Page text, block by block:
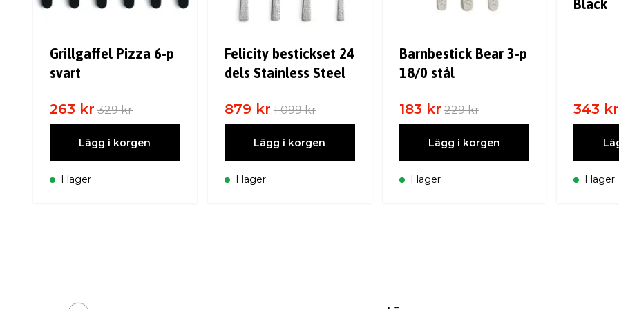
Grillgaffel Pizza 6-p
svart
263 kr 329 kr
Lägg i korgen
I lager
Felicity bestickset 24
dels Stainless Steel
879 kr 1 099 kr
Lägg i korgen
I lager
Barnbestick Bear 3-p
18/0 stål
183 kr 229 kr
Lägg i korgen
I lager
Black
343 kr
I lager